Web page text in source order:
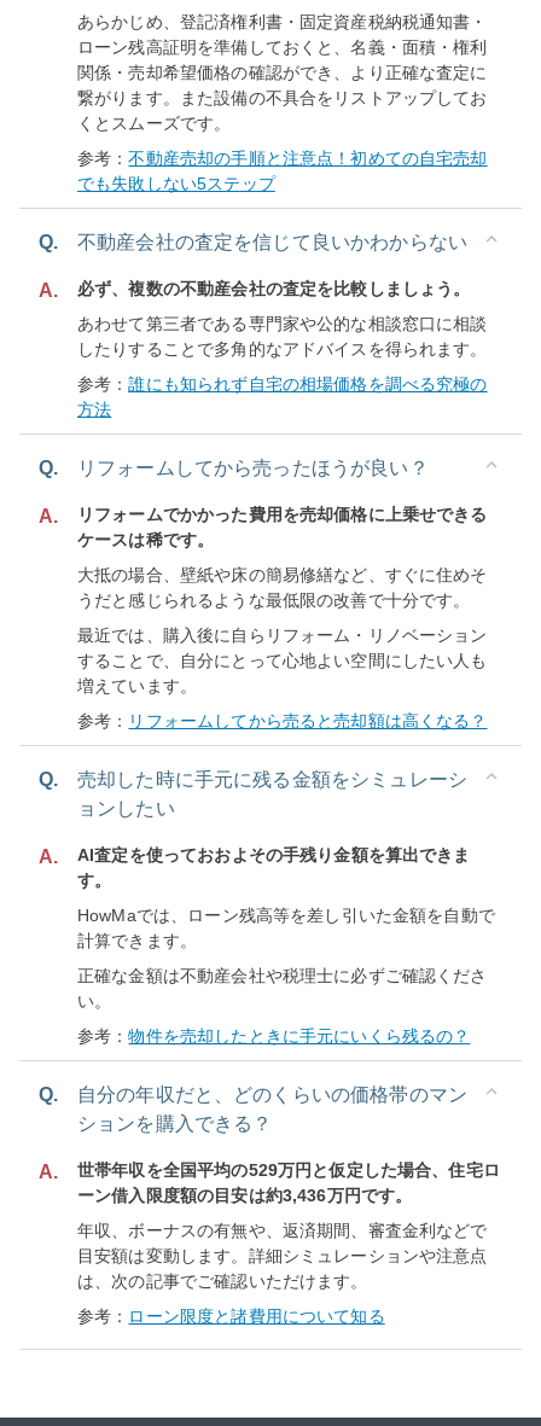
あらかじめ、登記済権利書・固定資産税納税通知書・
ローン残高証明を準備しておくと、名義・面積・権利
関係・売却希望価格の確認ができ、より正確な査定に
繋がります。また設備の不具合をリストアップしてお
くとスムーズです。
参考：不動産売却の手順と注意点！初めての自宅売却
でも失敗しない5ステップ
Q. 不動産会社の査定を信じて良いかわからない
A.
必ず、複数の不動産会社の査定を比較しましょう。
あわせて第三者である専門家や公的な相談窓口に相談
したりすることで多角的なアドバイスを得られます。
参考：誰にも知られず自宅の相場価格を調べる究極の
方法
Q. リフォームしてから売ったほうが良い？
A.
リフォームでかかった費用を売却価格に上乗せできる
ケースは稀です。
大抵の場合、壁紙や床の簡易修繕など、すぐに住めそ
うだと感じられるような最低限の改善で十分です。
最近では、購入後に自らリフォーム・リノベーション
することで、自分にとって心地よい空間にしたい人も
増えています。
参考： リフォームしてから売ると売却額は高くなる？
Q.
売却した時に手元に残る金額をシミュレーシ
ョンしたい
A.
AI査定を使っておおよその手残り金額を算出できま
す。
HowMaでは、ローン残高等を差し引いた金額を自動で
計算できます。
正確な金額は不動産会社や税理士に必ずご確認くださ
い。
参考：物件を売却したときに手元にいくら残るの？
Q.
自分の年収だと、どのくらいの価格帯のマン
ションを購入できる？
A.
世帯年収を全国平均の529万円と仮定した場合、住宅ロ
ーン借入限度額の目安は約3,436万円です。
年収、ボーナスの有無や、返済期間、審査金利などで
目安額は変動します。詳細シミュレーションや注意点
は、次の記事でご確認いただけます。
参考： ローン限度と諸費用について知る